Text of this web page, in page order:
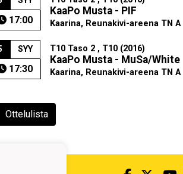
17:00
KaaPo Musta - PIF
Kaarina, Reunakivi-areena TN A
SYY
17:30
T10 Taso 2 , T10 (2016)
KaaPo Musta - MuSa/White
Kaarina, Reunakivi-areena TN A
Ottelulista